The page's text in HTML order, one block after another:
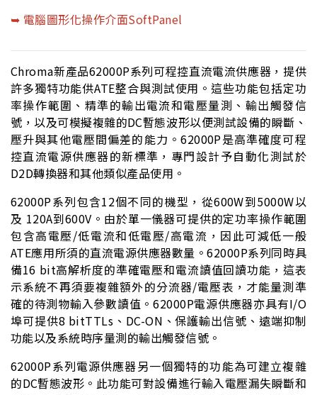
➥ 電腦圖形化操作介面SoftPanel
Chroma新產品62000P系列可程控直流電流供應器，提供
許多獨特功能供ATE整合與測試使用。這些功能包括定功
率操作範圍、精準的輸出電流和電壓量測、輸出觸發信
號，以及可模擬複雜的DC暫態波形以便測試設備的瞬斷、
壓升與其他電壓間偏差的能力。62000P是高準確度可程
控直流電源供應器的新標準，專門設計予自動化測試於
D2D轉換器和其他類似產品使用。
62000P系列包含12個不同的機型，從600W到5000W以
及 120A到600V。由於單一儀器可提供的定功率操作範圍
包含高電壓/低電流和低電壓/高電流，因此可減低一般
ATE應用所須的直流電源供應器數量。62000P系列同時具
備16 bit高解析度的準確電壓和電流讀值回讀功能，這表
示系統不再須要複雜額外的分流器/電壓表，才能量測準
確的待測物輸入參數讀值。62000P電源供應器亦具有I/O
埠可提供8 bitTTLs、DC-ON、保護輸出信號、遠端抑制
功能以及系統時序量測的輸出觸發信號。
62000P系列電源供應器另一個獨特的功能為可建立複雜
的DC暫態波形。此功能可對設備進行輸入電壓漏失瞬斷和